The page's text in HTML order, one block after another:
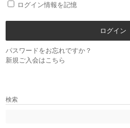
ログイン情報を記憶
パスワードをお忘れですか？
新規ご入会はこちら
検索